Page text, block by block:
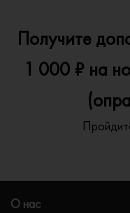
Получите
1 000 ₽ на
О нас